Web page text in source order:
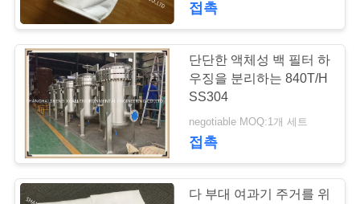
접촉
단단한 액체성 백 필터 하
우징을 분리하는 840T/H
SS304
negotiable MOQ:1개 세트
접촉
다 부대 여과기 주거를 위